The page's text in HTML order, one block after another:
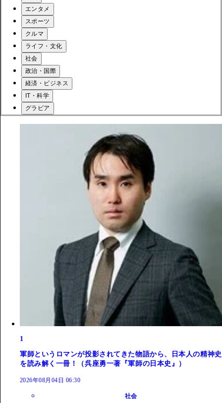
エンタメ
スポーツ
クルマ
ライフ・文化
社会
政治・国際
経済・ビジネス
IT・科学
グラビア
1
軍師というロマンが投影されてきた物語から、日本人の精神史
を読み解く一冊！（呉座勇一著『軍師の日本史』）
2026年08月04日 06:30
社会